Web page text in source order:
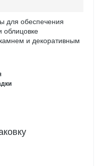
для обеспечения
и декоративным